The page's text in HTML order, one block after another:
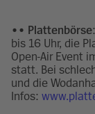
•• Plattenbörse
bis 16 Uhr, die
Open-Air Event
statt. Bei
und die
Infos: